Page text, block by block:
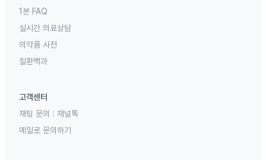
1분 FAQ
실시간 의료상담
의약품 사전
질환백과
고객센터
채팅 문의 : 채널톡
메일로 문의하기